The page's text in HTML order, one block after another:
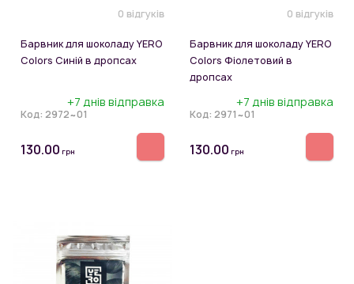
0 відгуків
Барвник для шоколаду YERO
Colors Синій в дропсах
+7 днів відправка
Код: 2972~01
130.00 грн
0 відгуків
Барвник для шоколаду YERO
Colors Фіолетовий в
дропсах
+7 днів відправка
Код: 2971~01
130.00 грн